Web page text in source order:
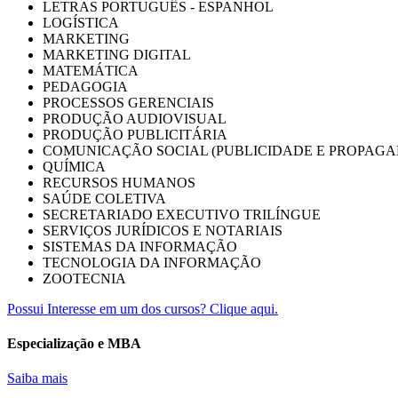
LETRAS PORTUGUÊS - ESPANHOL
LOGÍSTICA
MARKETING
MARKETING DIGITAL
MATEMÁTICA
PEDAGOGIA
PROCESSOS GERENCIAIS
PRODUÇÃO AUDIOVISUAL
PRODUÇÃO PUBLICITÁRIA
COMUNICAÇÃO SOCIAL (PUBLICIDADE E
QUÍMICA
RECURSOS HUMANOS
SAÚDE COLETIVA
SECRETARIADO EXECUTIVO TRILÍNGUE
SERVIÇOS JURÍDICOS E NOTARIAIS
SISTEMAS DA INFORMAÇÃO
TECNOLOGIA DA INFORMAÇÃO
ZOOTECNIA
Possui Interesse em um dos cursos? Clique aqui.
Especialização e MBA
Saiba mais